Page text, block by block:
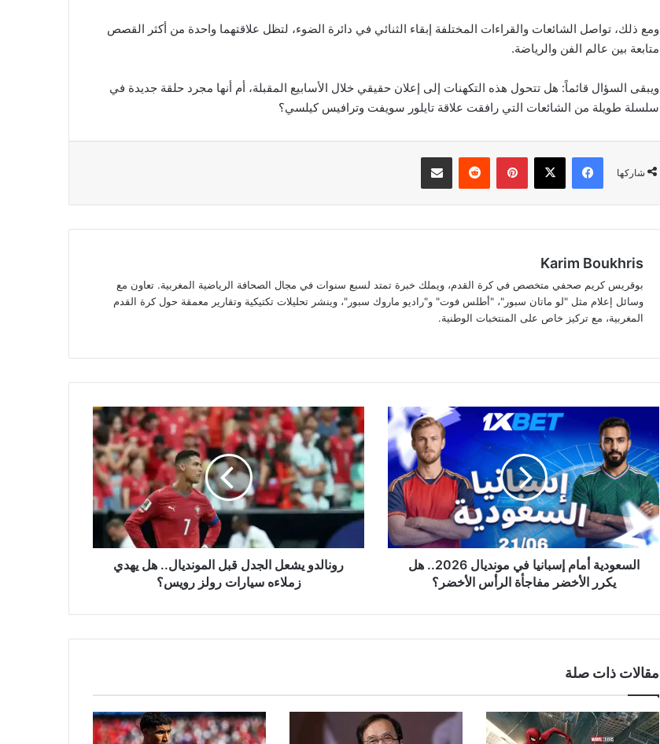
ومع ذلك، تواصل الشائعات والقراءات المختلفة إبقاء الثنائي في دائرة الضوء، لتظل علاقتهما واحدة من أكثر القصص
متابعة بين عالم الفن والرياضة.
ويبقى السؤال قائماً: هل تتحول هذه التكهنات إلى إعلان حقيقي خلال الأسابيع المقبلة، أم أنها مجرد حلقة جديدة في
سلسلة طويلة من الشائعات التي رافقت علاقة تايلور سويفت وترافيس كيلسي؟
شاركها
فيسبوك ‫X بينتيريست مشاركة عبر البريد
Karim Boukhris
بوقريس كريم صحفي متخصص في كرة القدم، ويملك خبرة تمتد لسبع سنوات في مجال الصحافة الرياضية المغربية. تعاون مع
وسائل إعلام مثل "لو ماتان سبور"، "أطلس فوت" و"راديو ماروك سبور"، وينشر تحليلات تكتيكية وتقارير معمقة حول كرة القدم
المغربية، مع تركيز خاص على المنتخبات الوطنية.
أمام
إسبانيا
في
مونديال
2026..
هل
يكرر
الأخضر
مفاجأة
السعودية أمام إسبانيا في مونديال 2026.. هل
يكرر الأخضر مفاجأة الرأس الأخضر؟
رونالدو
يشعل
الجدل
قبل
المونديال..
هل
يهدي
زملاءه
سيارات
رونالدو يشعل الجدل قبل المونديال.. هل يهدي
زملاءه سيارات رولز رويس؟
مقالات ذات صلة